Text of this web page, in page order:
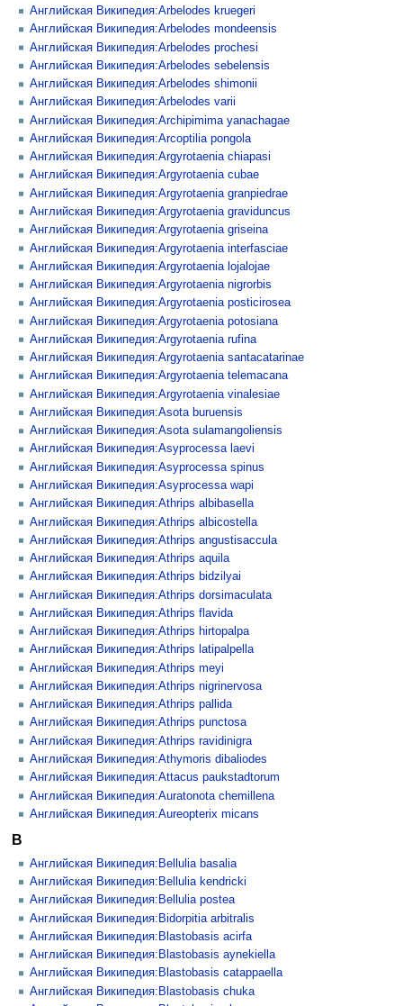
Английская Википедия:Arbelodes kruegeri
Английская Википедия:Arbelodes mondeensis
Английская Википедия:Arbelodes prochesi
Английская Википедия:Arbelodes sebelensis
Английская Википедия:Arbelodes shimonii
Английская Википедия:Arbelodes varii
Английская Википедия:Archipimima yanachagae
Английская Википедия:Arcoptilia pongola
Английская Википедия:Argyrotaenia chiapasi
Английская Википедия:Argyrotaenia cubae
Английская Википедия:Argyrotaenia granpiedrae
Английская Википедия:Argyrotaenia graviduncus
Английская Википедия:Argyrotaenia griseina
Английская Википедия:Argyrotaenia interfasciae
Английская Википедия:Argyrotaenia lojalojae
Английская Википедия:Argyrotaenia nigrorbis
Английская Википедия:Argyrotaenia posticirosea
Английская Википедия:Argyrotaenia potosiana
Английская Википедия:Argyrotaenia rufina
Английская Википедия:Argyrotaenia santacatarinae
Английская Википедия:Argyrotaenia telemacana
Английская Википедия:Argyrotaenia vinalesiae
Английская Википедия:Asota buruensis
Английская Википедия:Asota sulamangoliensis
Английская Википедия:Asyprocessa laevi
Английская Википедия:Asyprocessa spinus
Английская Википедия:Asyprocessa wapi
Английская Википедия:Athrips albibasella
Английская Википедия:Athrips albicostella
Английская Википедия:Athrips angustisaccula
Английская Википедия:Athrips aquila
Английская Википедия:Athrips bidzilyai
Английская Википедия:Athrips dorsimaculata
Английская Википедия:Athrips flavida
Английская Википедия:Athrips hirtopalpa
Английская Википедия:Athrips latipalpella
Английская Википедия:Athrips meyi
Английская Википедия:Athrips nigrinervosa
Английская Википедия:Athrips pallida
Английская Википедия:Athrips punctosa
Английская Википедия:Athrips ravidinigra
Английская Википедия:Athymoris dibaliodes
Английская Википедия:Attacus paukstadtorum
Английская Википедия:Auratonota chemillena
Английская Википедия:Aureopterix micans
B
Английская Википедия:Bellulia basalia
Английская Википедия:Bellulia kendricki
Английская Википедия:Bellulia postea
Английская Википедия:Bidorpitia arbitralis
Английская Википедия:Blastobasis acirfa
Английская Википедия:Blastobasis aynekiella
Английская Википедия:Blastobasis catappaella
Английская Википедия:Blastobasis chuka